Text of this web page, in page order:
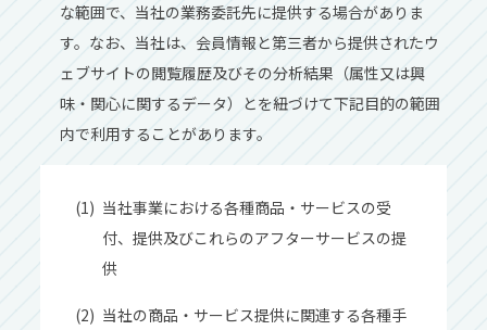
な範囲で、当社の業務委託先に提供する場合がありま
す。なお、当社は、会員情報と第三者から提供されたウ
ェブサイトの閲覧履歴及びその分析結果（属性⼜は興
味‧関⼼に関するデータ）とを紐づけて下記⽬的の範囲
内で利⽤することがあります。
当社事業における各種商品‧サービスの受
付、提供及びこれらのアフターサービスの提
供
当社の商品‧サービス提供に関連する各種⼿